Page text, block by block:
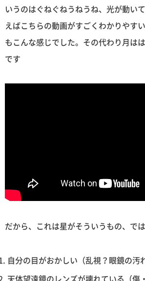
いうのはぐねぐねうねうね、光が動い
えばこちらの動画がすごくわかりやす
もこんな感じでした。その代わり月は
です
だから、これは星がそういうもの、で
自分の目がおかしい（乱視？眼鏡の汚
天体望遠鏡のレンズが壊れている（傷